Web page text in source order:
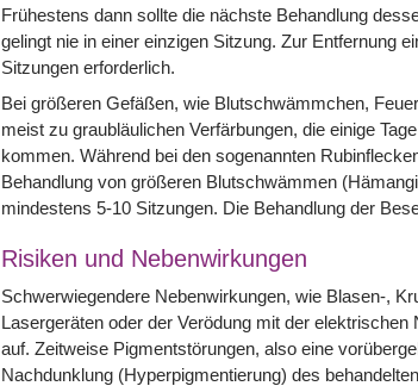
Frühestens dann sollte die nächste Behandlung
gelingt nie in einer einzigen Sitzung. Zur Entfernung
Sitzungen erforderlich.
Bei größeren Gefäßen, wie Blutschwämmchen,
meist zu graubläulichen Verfärbungen, die einige
kommen. Während bei den sogenannten
Behandlung von größeren Blutschwämmen
mindestens 5-10 Sitzungen. Die Behandlung der
Risiken und Nebenwirkungen
Schwerwiegendere Nebenwirkungen, wie Blasen-,
Lasergeräten oder der Verödung mit der
auf. Zeitweise Pigmentstörungen, also eine
Nachdunklung (Hyperpigmentierung) des